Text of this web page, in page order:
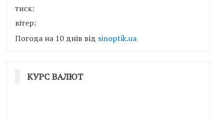
тиск:
вітер:
Погода на 10 днів від sinoptik.ua
КУРС ВАЛЮТ